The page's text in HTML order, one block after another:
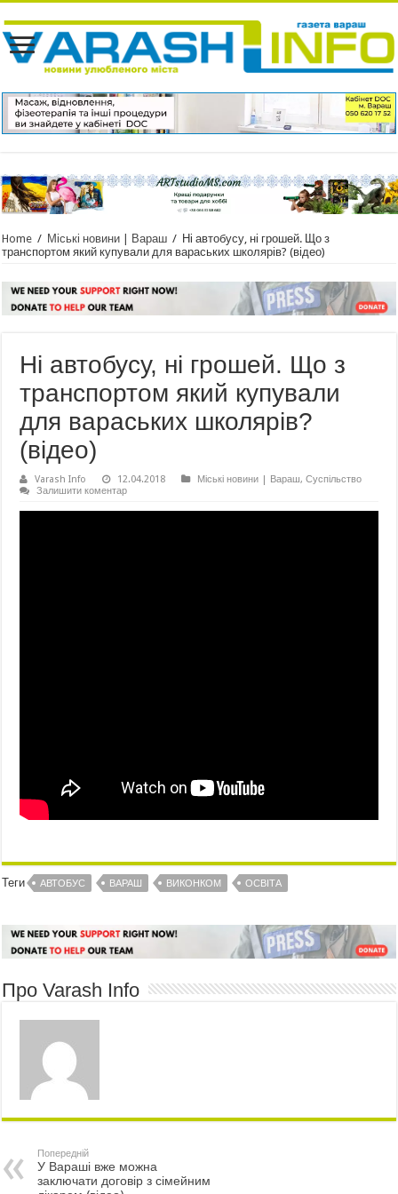
Home / Міські новини | Вараш / Ні автобусу, ні грошей. Що з
транспортом який купували для вараських школярів? (відео)
Ні автобусу, ні грошей. Що з
транспортом який купували
для вараських школярів?
(відео)
Varash Info 12.04.2018 Міські новини | Вараш,Суспільство
Залишити коментар
Теги АВТОБУС ВАРАШ ВИКОНКОМ ОСВІТА
Про Varash Info
Попередній
У Вараші вже можна
заключати договір з сімейним